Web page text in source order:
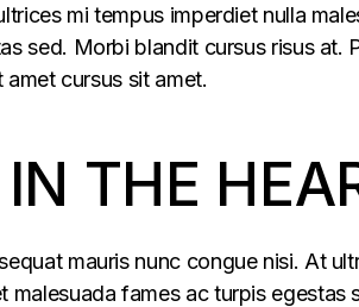
mi tempus imperdiet nulla
sed. Morbi blandit cursus risus at.
amet cursus sit amet.
THE
mauris nunc congue nisi. At
malesuada fames ac turpis